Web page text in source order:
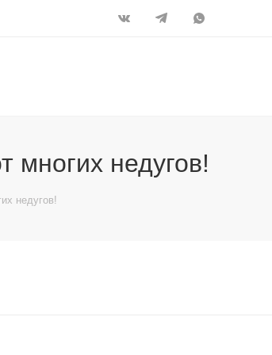
многих недугов!
недугов!